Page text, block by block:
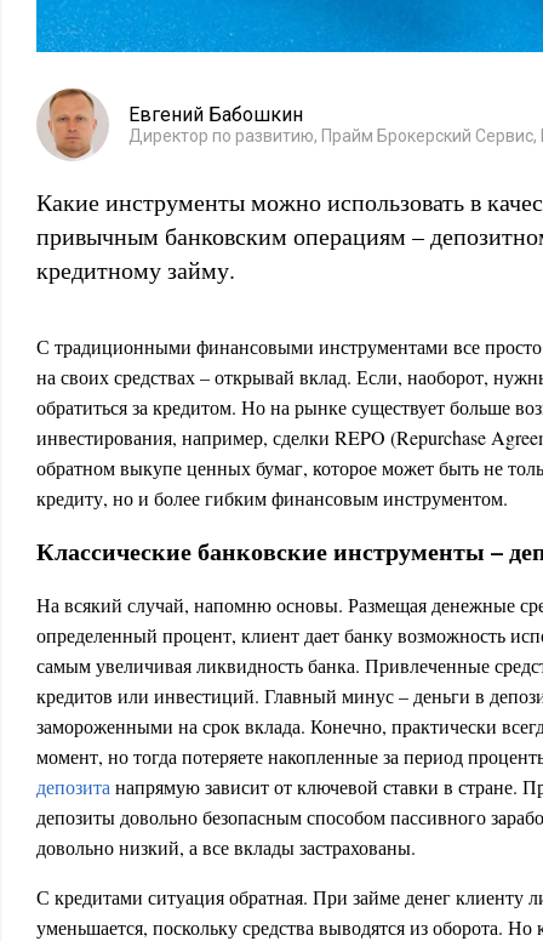
Евгений Бабошкин
Директор по развитию, Прайм Брокерский Сервис,
Какие инструменты можно использовать в
привычным банковским операциям –
кредитному займу.
С традиционными финансовыми инструментами все просто:
на своих средствах – открывай вклад. Если, наоборот,
обратиться за кредитом. Но на рынке существует больше
инвестирования, например, сделки REPO (Repurchase
обратном выкупе ценных бумаг, которое может быть не
кредиту, но и более гибким финансовым инструментом.
Классические банковские инструменты –
На всякий случай, напомню основы. Размещая денежные
определенный процент, клиент дает банку возможность
самым увеличивая ликвидность банка. Привлеченные
кредитов или инвестиций. Главный минус – деньги в
замороженными на срок вклада. Конечно, практически
момент, но тогда потеряете накопленные за период
депозита напрямую зависит от ключевой ставки в стране.
депозиты довольно безопасным способом пассивного
довольно низкий, а все вклады застрахованы.
С кредитами ситуация обратная. При займе денег клиенту
уменьшается, поскольку средства выводятся из оборота. Но